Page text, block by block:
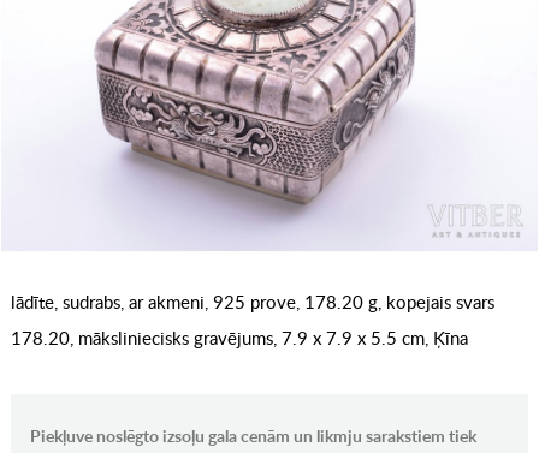
lādīte, sudrabs, ar akmeni, 925 prove, 178.20 g, kopejais svars
178.20, māksliniecisks gravējums, 7.9 x 7.9 x 5.5 cm, Ķīna
Piekļuve noslēgto izsoļu gala cenām un likmju sarakstiem tiek